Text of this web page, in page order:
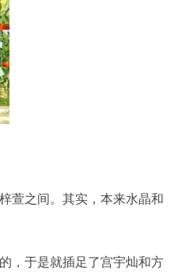
萱之间。其实，本来水晶和
，于是就插足了宫宇灿和方